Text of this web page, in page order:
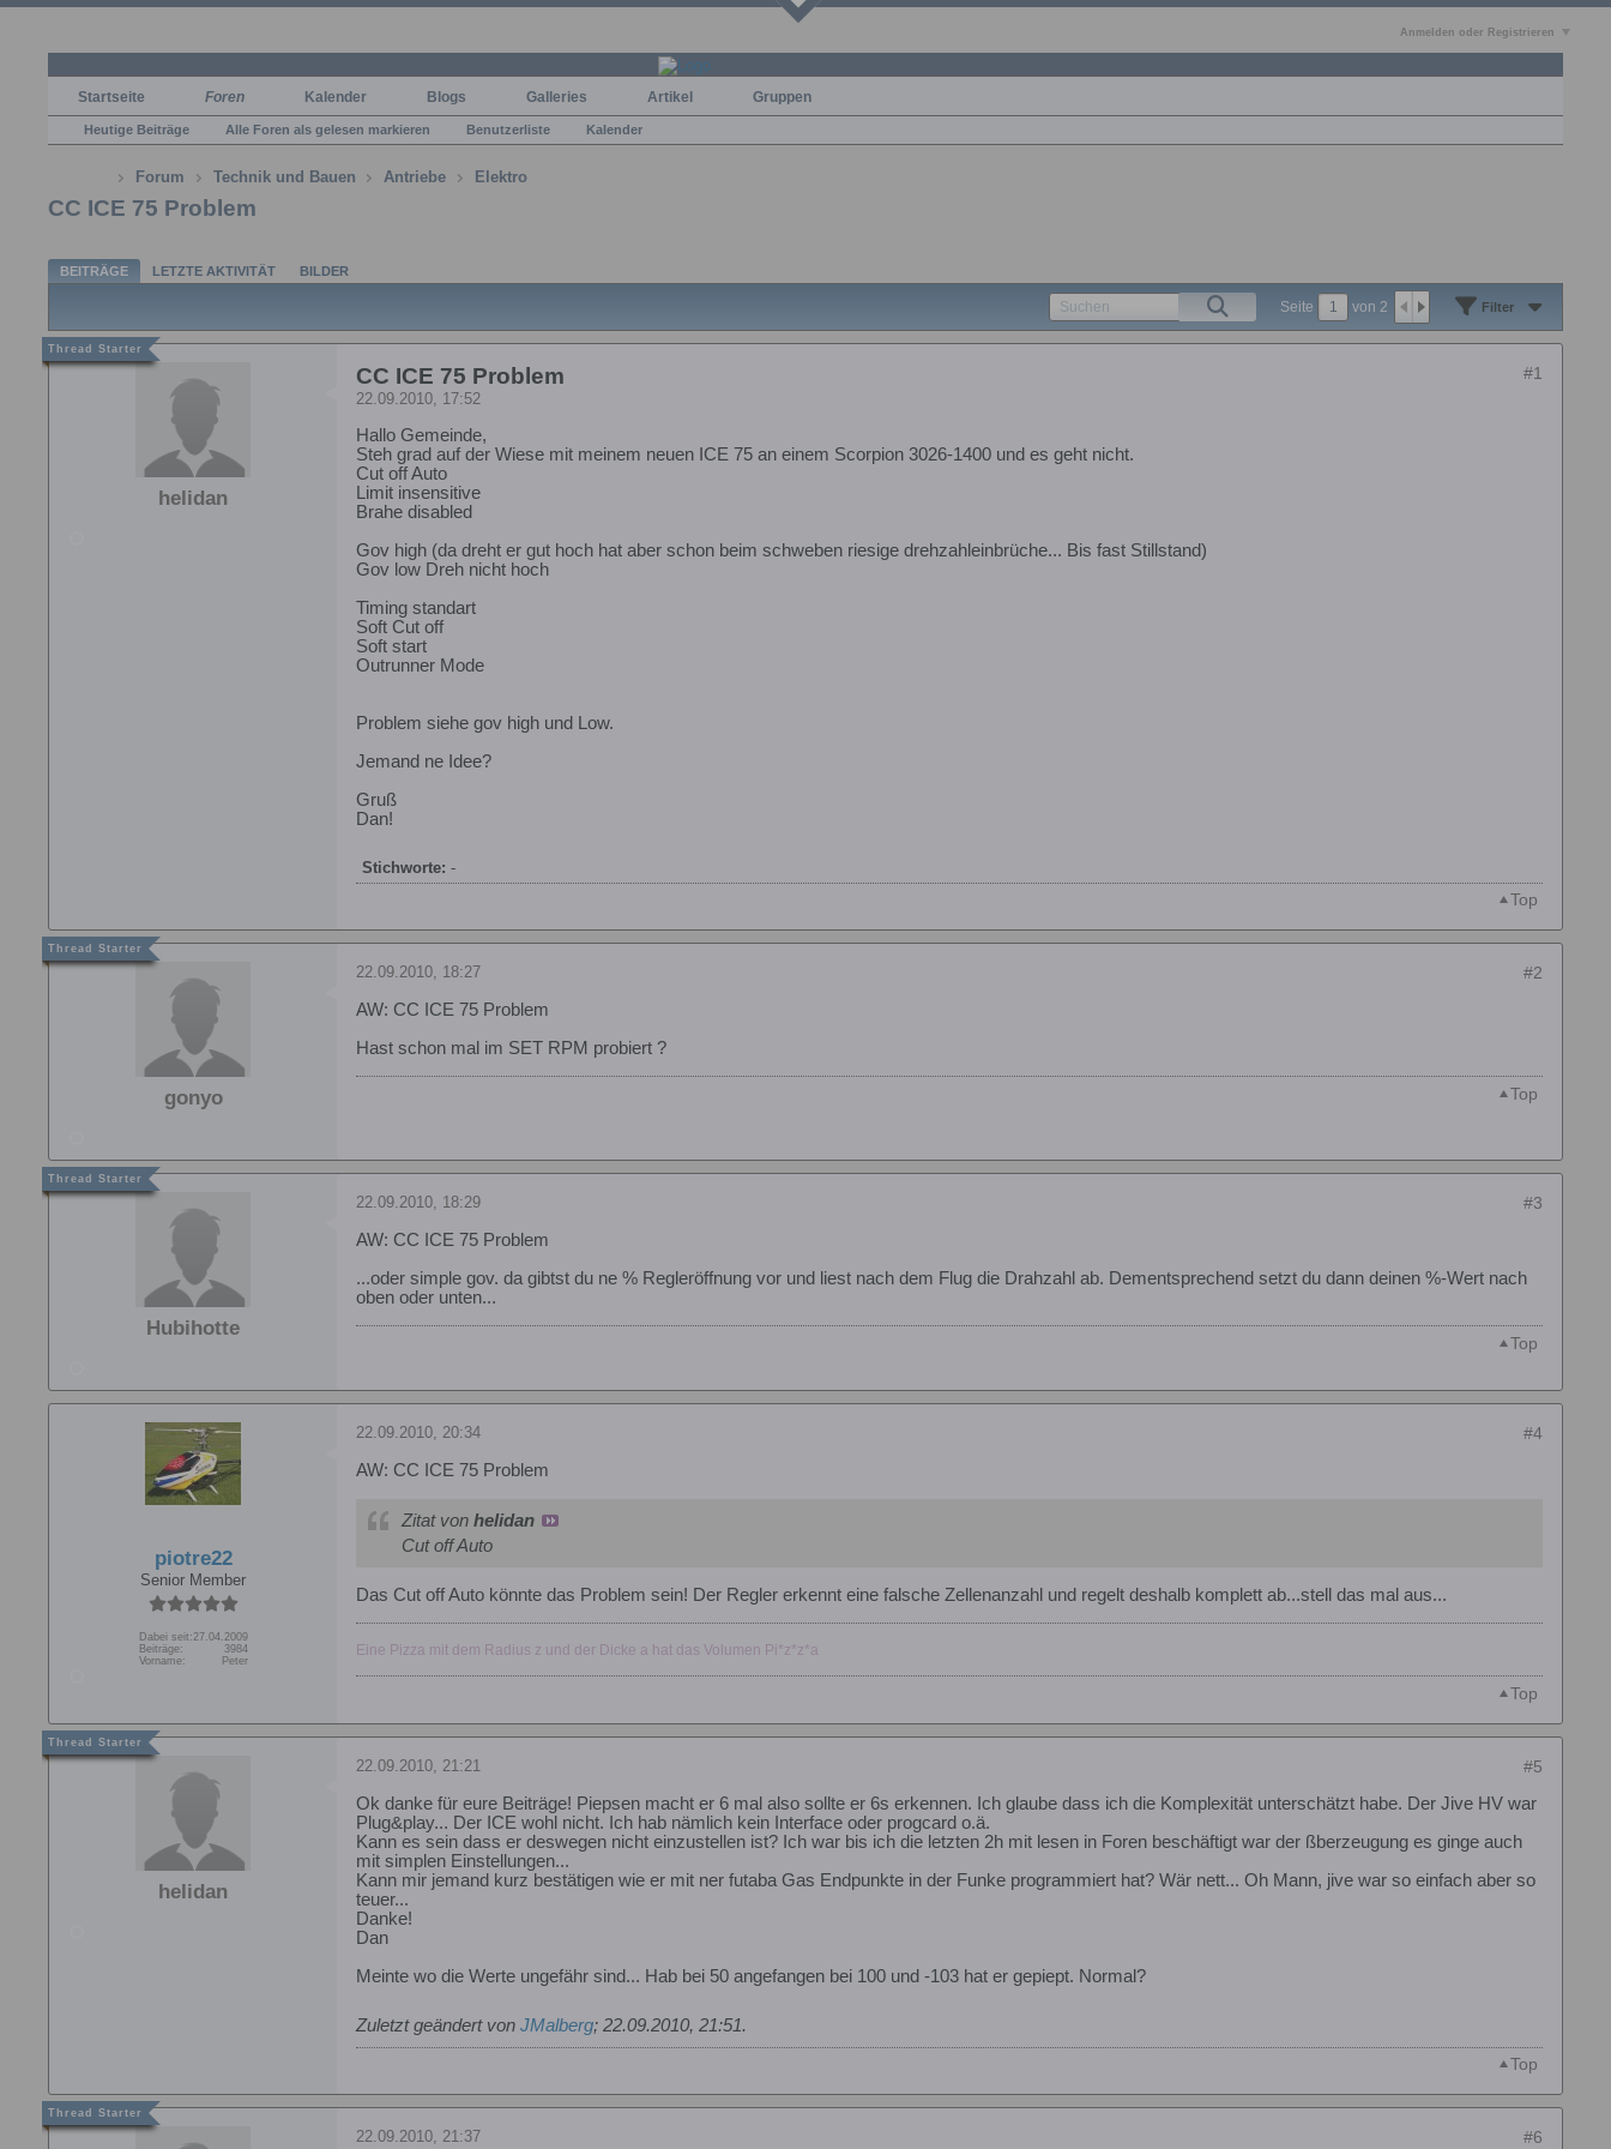
Anmelden oder Registrieren
Startseite Foren Kalender Blogs Galleries Artikel Gruppen
Heutige Beiträge Alle Foren als gelesen markieren Benutzerliste Kalender
Forum Technik und Bauen Antriebe Elektro
CC ICE 75 Problem
BEITRÄGE LETZTE AKTIVITÄT BILDER
Seite von 2 Filter
helidan
#1
CC ICE 75 Problem
22.09.2010, 17:52
Hallo Gemeinde,
Steh grad auf der Wiese mit meinem neuen ICE 75 an einem Scorpion 3026-1400 und es geht nicht.
Cut off Auto
Limit insensitive
Brahe disabled
Gov high (da dreht er gut hoch hat aber schon beim schweben riesige drehzahleinbrüche... Bis fast Stillstand)
Gov low Dreh nicht hoch
Timing standart
Soft Cut off
Soft start
Outrunner Mode
Problem siehe gov high und Low.
Jemand ne Idee?
Gruß
Dan!
Stichworte: -
Top
gonyo
#2
22.09.2010, 18:27
AW: CC ICE 75 Problem
Hast schon mal im SET RPM probiert ?
Top
Hubihotte
#3
22.09.2010, 18:29
AW: CC ICE 75 Problem
...oder simple gov. da gibtst du ne % Regleröffnung vor und liest nach dem Flug die Drahzahl ab. Dementsprechend setzt du dann deinen %-Wert nach
oben oder unten...
Top
piotre22
Senior Member
Dabei seit:27.04.2009
Beiträge:
3984
Vorname:
Peter
#4
22.09.2010, 20:34
AW: CC ICE 75 Problem
Zitat von helidan
Cut off Auto
Das Cut off Auto könnte das Problem sein! Der Regler erkennt eine falsche Zellenanzahl und regelt deshalb komplett ab...stell das mal aus...
Eine Pizza mit dem Radius z und der Dicke a hat das Volumen Pi*z*z*a
Top
helidan
#5
22.09.2010, 21:21
Ok danke für eure Beiträge! Piepsen macht er 6 mal also sollte er 6s erkennen. Ich glaube dass ich die Komplexität unterschätzt habe. Der Jive HV war
Plug&play... Der ICE wohl nicht. Ich hab nämlich kein Interface oder progcard o.ä.
Kann es sein dass er deswegen nicht einzustellen ist? Ich war bis ich die letzten 2h mit lesen in Foren beschäftigt war der ßberzeugung es ginge auch
mit simplen Einstellungen...
Kann mir jemand kurz bestätigen wie er mit ner futaba Gas Endpunkte in der Funke programmiert hat? Wär nett... Oh Mann, jive war so einfach aber so
teuer...
Danke!
Dan
Meinte wo die Werte ungefähr sind... Hab bei 50 angefangen bei 100 und -103 hat er gepiept. Normal?
Zuletzt geändert von JMalberg; 22.09.2010, 21:51.
Top
#6
22.09.2010, 21:37